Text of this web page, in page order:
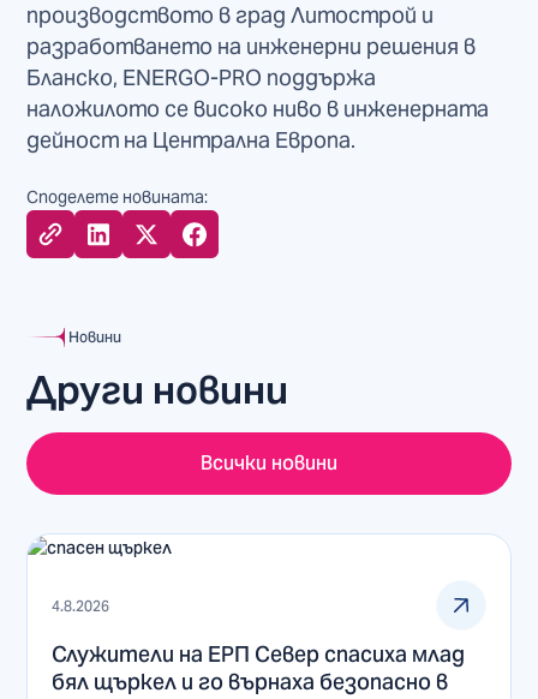
производството в град Литострой и
разработването на инженерни решения в
Бланско, ENERGO-PRO поддържа
наложилото се високо ниво в инженерната
дейност на Централна Европа.
Споделете новината:
Новини
Други новини
Всички новини
4.8.2026
Служители на ЕРП Север спасиха млад
бял щъркел и го върнаха безопасно в